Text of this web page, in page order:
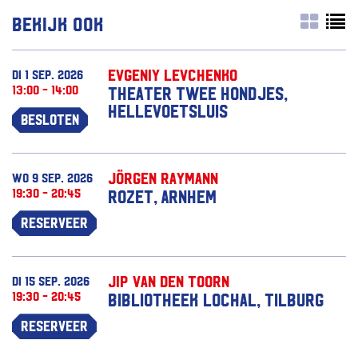
Bekijk ook
Evgeniy Levchenko
Theater Twee Hondjes,
Hellevoetsluis
di 1 sep. 2026
13:00 - 14:00
Besloten
Jörgen Raymann
Rozet, Arnhem
wo 9 sep. 2026
19:30 - 20:45
Reserveer
Jip van den Toorn
Bibliotheek Lochal, Tilburg
di 15 sep. 2026
19:30 - 20:45
Reserveer